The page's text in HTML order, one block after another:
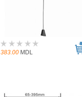
383.00 MDL